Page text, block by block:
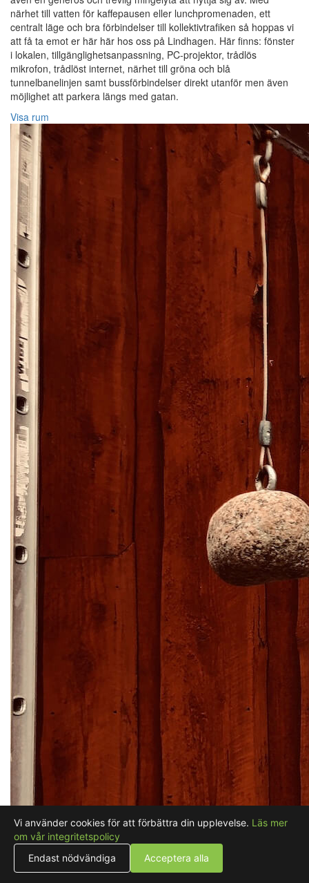
närhet till vatten för kaffepausen eller lunchpromenaden, ett
centralt läge och bra förbindelser till kollektivtrafiken så hoppas vi
att få ta emot er här här hos oss på Lindhagen. Här finns: fönster
i lokalen, tillgänglighetsanpassning, PC-projektor, trådlös
mikrofon, trådlöst internet, närhet till gröna och blå
tunnelbanelinjen samt bussförbindelser direkt utanför men även
möjlighet att parkera längs med gatan.
Visa rum
Vi använder cookies för att förbättra din upplevelse. Läs mer
om vår integritetspolicy
Endast nödvändiga
Acceptera alla